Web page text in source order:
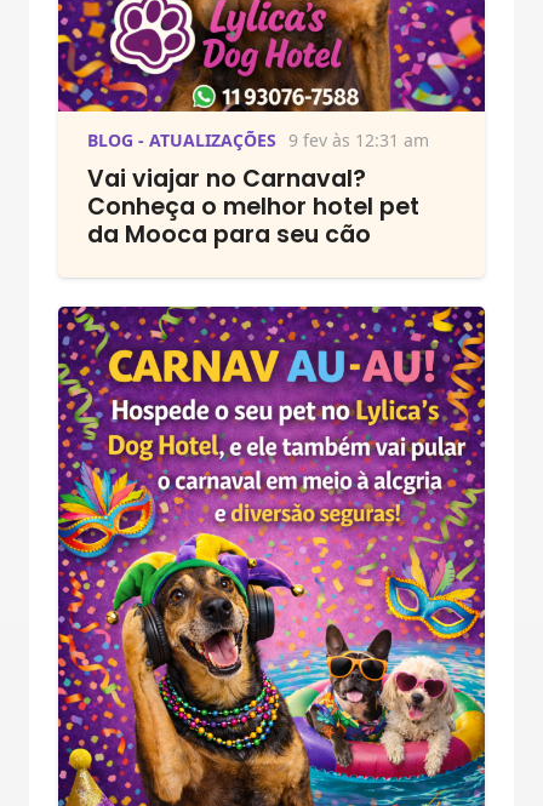
BLOG - ATUALIZAÇÕES 9 fev às 12:31 am
Vai viajar no Carnaval?
Conheça o melhor hotel pet
da Mooca para seu cão